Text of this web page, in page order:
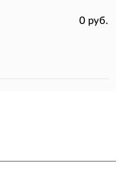
0 руб.